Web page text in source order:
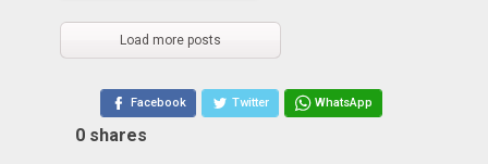
Load more posts
Facebook Twitter WhatsApp
0 shares